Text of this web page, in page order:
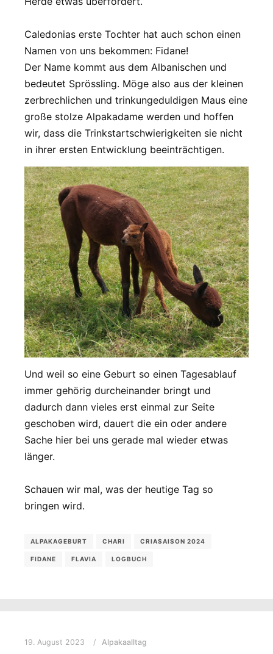
Caledonias erste Tochter hat auch schon einen
Namen von uns bekommen: Fidane!
Der Name kommt aus dem Albanischen und
bedeutet Sprössling. Möge also aus der kleinen
zerbrechlichen und trinkungeduldigen Maus eine
große stolze Alpakadame werden und hoffen
wir, dass die Trinkstartschwierigkeiten sie nicht
in ihrer ersten Entwicklung beeinträchtigen.
Und weil so eine Geburt so einen Tagesablauf
immer gehörig durcheinander bringt und
dadurch dann vieles erst einmal zur Seite
geschoben wird, dauert die ein oder andere
Sache hier bei uns gerade mal wieder etwas
länger.
Schauen wir mal, was der heutige Tag so
bringen wird.
ALPAKAGEBURT CHARI CRIASAISON 2024
FIDANE FLAVIA LOGBUCH
19. August 2023 Alpakaalltag